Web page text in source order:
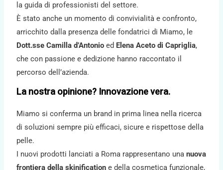
la guida di professionisti del settore.
È stato anche un momento di convivialità e confronto,
arricchito dalla presenza delle fondatrici di Miamo, le
Dott.sse Camilla d’Antonio ed Elena Aceto di Capriglia,
che con passione e dedizione hanno raccontato il
percorso dell’azienda.
La nostra opinione? Innovazione vera.
Miamo si conferma un brand in prima linea nella ricerca
di soluzioni sempre più efficaci, sicure e rispettose della
pelle.
I nuovi prodotti lanciati a Roma rappresentano unanuova
frontiera della skinification e della cosmetica funzionale,